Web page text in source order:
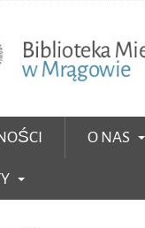
O NAS